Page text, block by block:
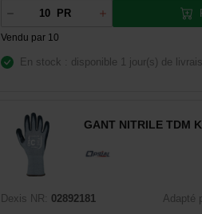
PR
Vendu par 10
En stock : disponible 1 jour(s) de
GANT NITRILE TDM
Dexis NR:
02892181
Adapté